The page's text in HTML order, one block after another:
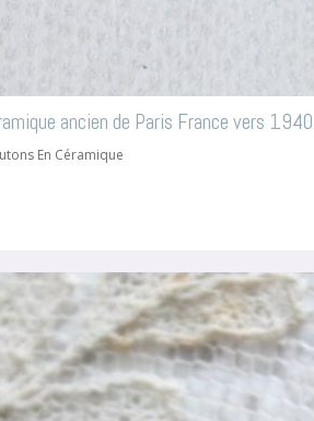
ancien de Paris France vers
En Céramique